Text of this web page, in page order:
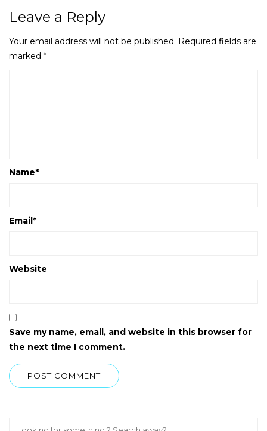
Leave a Reply
Your email address will not be published. Required fields are
marked *
Name*
Email*
Website
Save my name, email, and website in this browser for
the next time I comment.